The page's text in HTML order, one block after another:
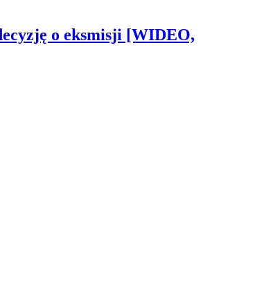
o eksmisji [WIDEO,